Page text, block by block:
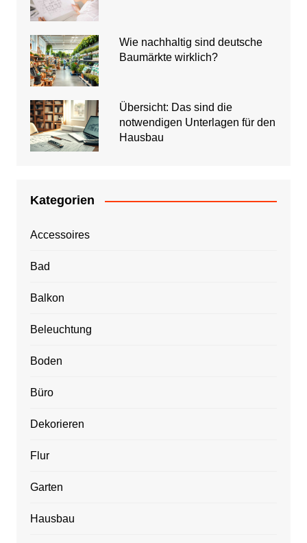
Wie nachhaltig sind deutsche
Baumärkte wirklich?
Übersicht: Das sind die
notwendigen Unterlagen für den
Hausbau
Kategorien
Accessoires
Bad
Balkon
Beleuchtung
Boden
Büro
Dekorieren
Flur
Garten
Hausbau